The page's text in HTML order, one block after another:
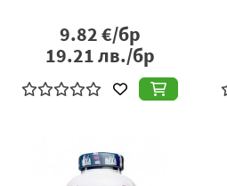
9.82€/бр
19.21лв./бр